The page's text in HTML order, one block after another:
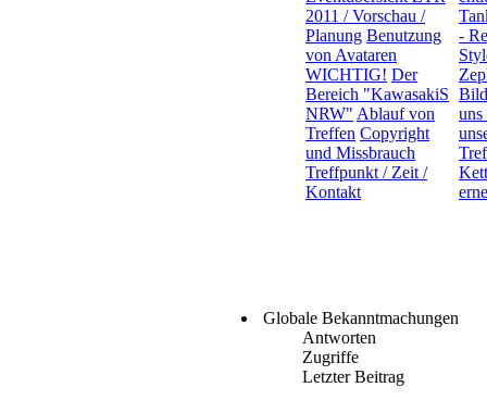
2011 / Vorschau /
Planung Benutzung
von Avataren
WICHTIG! Der
Bereich "KawasakiS
NRW" Ablauf von
Treffen Copyright
und Missbrauch
Treffpunkt / Zeit /
Kontakt
-
uns
Globale Bekanntmachungen
Antworten
Zugriffe
Letzter Beitrag